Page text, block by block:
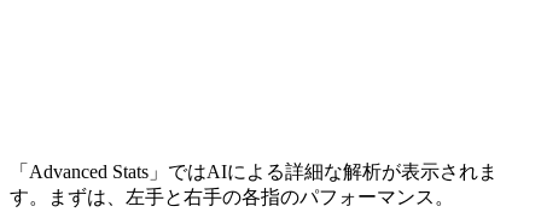
「Advanced Stats」ではAIによる詳細な解析が表示されま
す。まずは、左手と右手の各指のパフォーマンス。